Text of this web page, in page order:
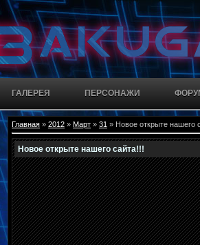
ГАЛЕРЕЯ ПЕРСОНАЖИ
Главная » 2012 » Март » 31 » Новое открыте нашего
Новое открыте нашего сайта!!!